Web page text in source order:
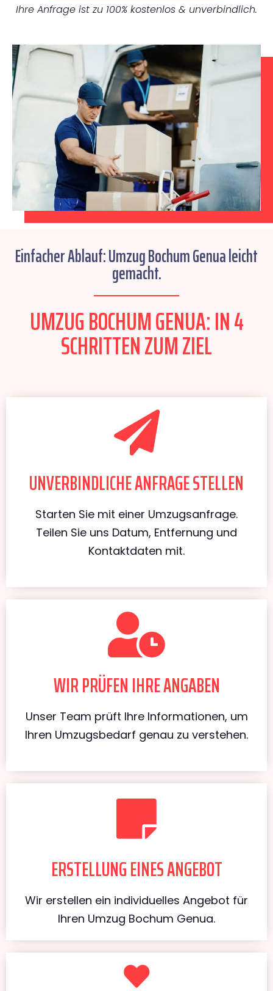
Ihre Anfrage ist zu 100% kostenlos & unverbindlich.
Einfacher Ablauf: Umzug Bochum Genua leicht
gemacht.
UMZUG BOCHUM GENUA: IN 4
SCHRITTEN ZUM ZIEL
UNVERBINDLICHE ANFRAGE STELLEN
Starten Sie mit einer Umzugsanfrage.
Teilen Sie uns Datum, Entfernung und
Kontaktdaten mit.
WIR PRÜFEN IHRE ANGABEN
Unser Team prüft Ihre Informationen, um
Ihren Umzugsbedarf genau zu verstehen.
ERSTELLUNG EINES ANGEBOT
Wir erstellen ein individuelles Angebot für
Ihren Umzug Bochum Genua.